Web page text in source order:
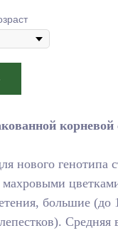
корневой
нового генотипа
большие (до